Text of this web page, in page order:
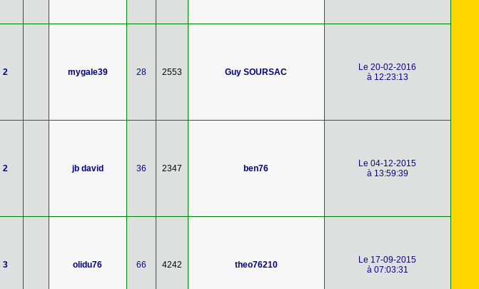
2 mygale39 28 2553 Guy SOURSAC
Le 20-02-2016
à 12:23:13
2 jb david 36 2347 ben76
Le 04-12-2015
à 13:59:39
3 olidu76 66 4242 theo76210
Le 17-09-2015
à 07:03:31